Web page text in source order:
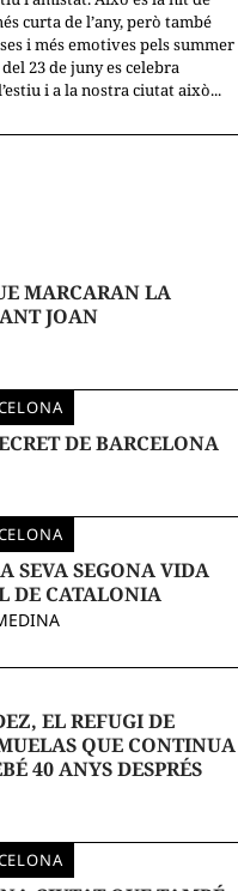
curta de l’any, però també
i més emotives pels summer
23 de juny es celebra
i a la nostra ciutat això...
MARCARAN LA
JOAN
DE BARCELONA
SEVA SEGONA VIDA
DE CATALONIA
EL REFUGI DE
QUE CONTINUA
40 ANYS DESPRÉS